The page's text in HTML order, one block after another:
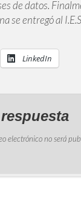
de datos.
se entregó al
LinkedIn
electrónico no será